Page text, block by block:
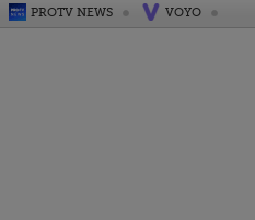
PROTV NEWS VOYO